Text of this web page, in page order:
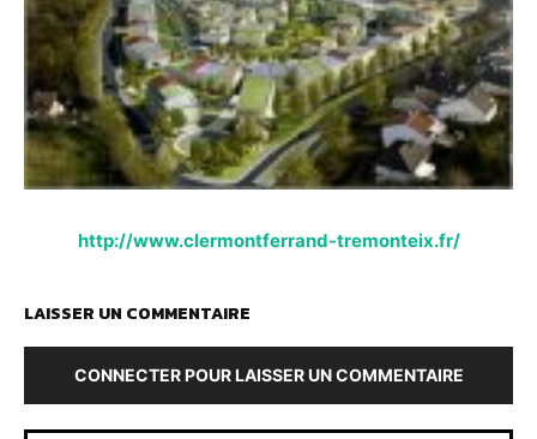
http://www.clermontferrand-tremonteix.fr/
LAISSER UN COMMENTAIRE
CONNECTER POUR LAISSER UN COMMENTAIRE